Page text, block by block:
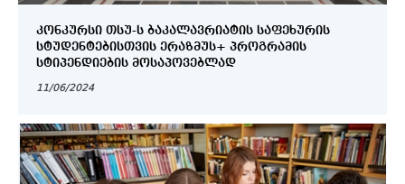
ᲙᲝᲜᲙᲣᲠᲡᲘ ᲗᲡᲣ-Ს ᲑᲐᲙᲐᲚᲐᲕᲠᲘᲐᲢᲘᲡ ᲡᲐᲤᲔᲮᲣᲠᲘᲡ
ᲡᲢᲣᲓᲔᲜᲢᲔᲑᲘᲡᲗᲕᲘᲡ ᲔᲠᲐᲖᲛᲣᲡ+ ᲞᲠᲝᲒᲠᲐᲛᲘᲡ
ᲡᲢᲘᲞᲔᲜᲓᲘᲔᲑᲘᲡ ᲛᲝᲡᲐᲞᲝᲕᲔᲑᲚᲐᲓ
11/06/2024